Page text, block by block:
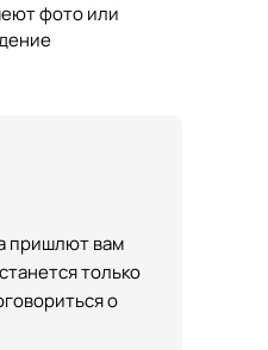
фото или
пришлют вам
только
о